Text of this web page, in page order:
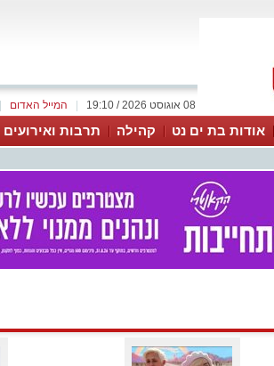
המייל האדום 08 אוגוסט 2026 / 19:10
אודות בת ים נט קהילה תרבות ואירועים